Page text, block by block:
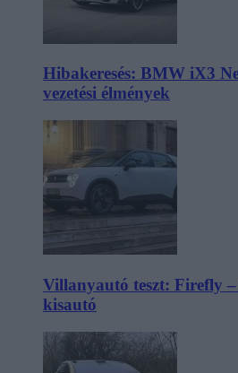
Hibakeresés: BMW iX3
vezetési élmények
Villanyautó teszt: Firefly
kisautó